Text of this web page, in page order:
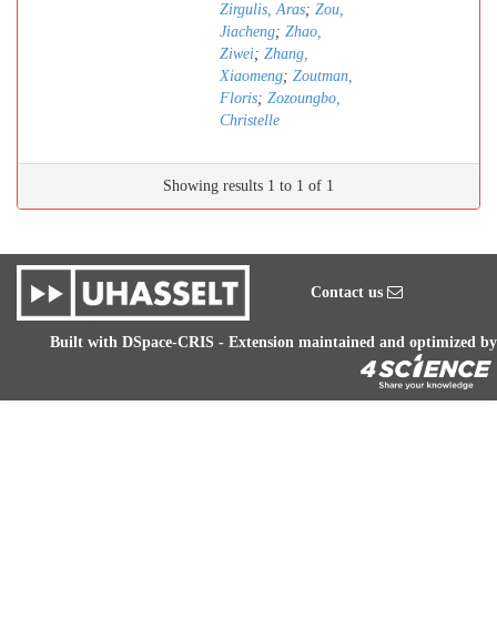
Zirgulis, Aras; Zou,
Jiacheng; Zhao,
Ziwei; Zhang,
Xiaomeng; Zoutman,
Floris; Zozoungbo,
Christelle
Showing results 1 to 1 of 1
Contact us
Built with DSpace-CRIS - Extension maintained and optimized by